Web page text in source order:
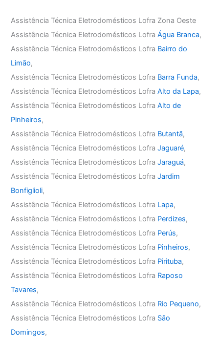
Assistência Técnica Eletrodomésticos Lofra Zona Oeste
Assistência Técnica Eletrodomésticos LofraÁgua Branca,
Assistência Técnica Eletrodomésticos Lofra Bairro do
Limão,
Assistência Técnica Eletrodomésticos Lofra Barra Funda,
Assistência Técnica Eletrodomésticos LofraAlto da Lapa,
Assistência Técnica Eletrodomésticos LofraAlto de
Pinheiros,
Assistência Técnica Eletrodomésticos Lofra Butantã,
Assistência Técnica Eletrodomésticos LofraJaguaré,
Assistência Técnica Eletrodomésticos LofraJaraguá,
Assistência Técnica Eletrodomésticos LofraJardim
Bonfiglioli,
Assistência Técnica Eletrodomésticos Lofra Lapa,
Assistência Técnica Eletrodomésticos Lofra Perdizes,
Assistência Técnica Eletrodomésticos Lofra Perús,
Assistência Técnica Eletrodomésticos Lofra Pinheiros,
Assistência Técnica Eletrodomésticos Lofra Pirituba,
Assistência Técnica Eletrodomésticos Lofra Raposo
Tavares,
Assistência Técnica Eletrodomésticos Lofra Rio Pequeno,
Assistência Técnica Eletrodomésticos Lofra São
Domingos,